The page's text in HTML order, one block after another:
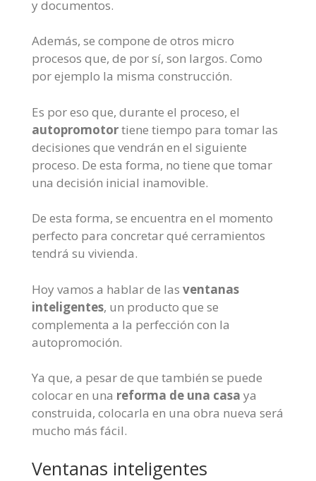
y documentos.
Además, se compone de otros micro
procesos que, de por sí, son largos. Como
por ejemplo la misma construcción.
Es por eso que, durante el proceso, el
autopromotortiene tiempo para tomar las
decisiones que vendrán en el siguiente
proceso. De esta forma, no tiene que tomar
una decisión inicial inamovible.
De esta forma, se encuentra en el momento
perfecto para concretar qué cerramientos
tendrá su vivienda.
Hoy vamos a hablar de las ventanas
inteligentes, un producto que se
complementa a la perfección con la
autopromoción.
Ya que, a pesar de que también se puede
colocar en una reforma de una casa ya
construida, colocarla en una obra nueva será
mucho más fácil.
Ventanas inteligentes